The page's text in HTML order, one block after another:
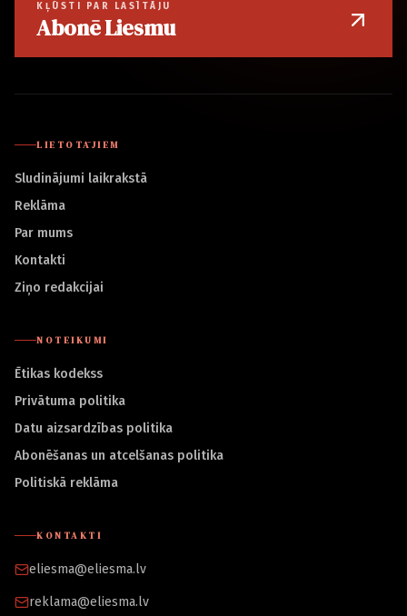
KĻŪSTI PAR LASĪTĀJU
Abonē Liesmu
LIETOTĀJIEM
Sludinājumi laikrakstā
Reklāma
Par mums
Kontakti
Ziņo redakcijai
NOTEIKUMI
Ētikas kodekss
Privātuma politika
Datu aizsardzības politika
Abonēšanas un atcelšanas politika
Politiskā reklāma
KONTAKTI
eliesma@eliesma.lv
reklama@eliesma.lv